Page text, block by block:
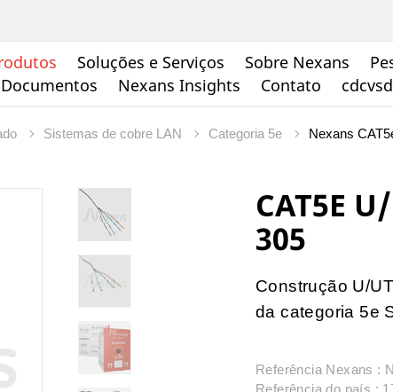
Soluções e Serviços Sobre Nexans
Nexans Insights Contato cdcvsd
Sistemas de cobre LAN Categoria 5e Nexans
CAT5E
305
Construção U/
da categoria 5e
Referência Nexans :
Referência do país :